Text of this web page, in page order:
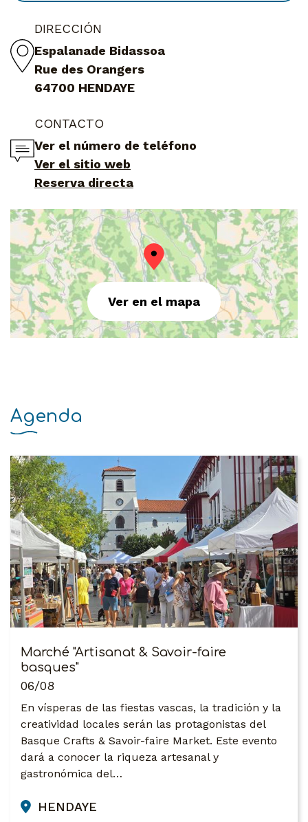
DIRECCIÓN
Espalanade Bidassoa
Rue des Orangers
64700 HENDAYE
CONTACTO
Ver el número de teléfono
Ver el sitio web
Reserva directa
Ver en el mapa
Agenda
Marché "Artisanat & Savoir-faire
basques"
06/08
En vísperas de las fiestas vascas, la tradición y la
creatividad locales serán las protagonistas del
Basque Crafts & Savoir-faire Market. Este evento
dará a conocer la riqueza artesanal y
gastronómica del…
HENDAYE